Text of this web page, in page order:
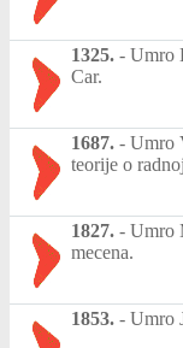
1325. - Umro
Car.
1687. - Umro
teorije o
1827. - Umro
mecena.
1853. - Umro